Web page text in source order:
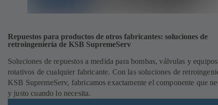
Repuestos para productos de otros fabricantes: soluciones de
retroingeniería de KSB SupremeServ
Soluciones de repuestos a medida para bombas, válvulas y equipos
rotativos de cualquier fabricante. Con las soluciones de
KSB SupremeServ, fabricamos exactamente el componente que
y justo cuando lo necesita.